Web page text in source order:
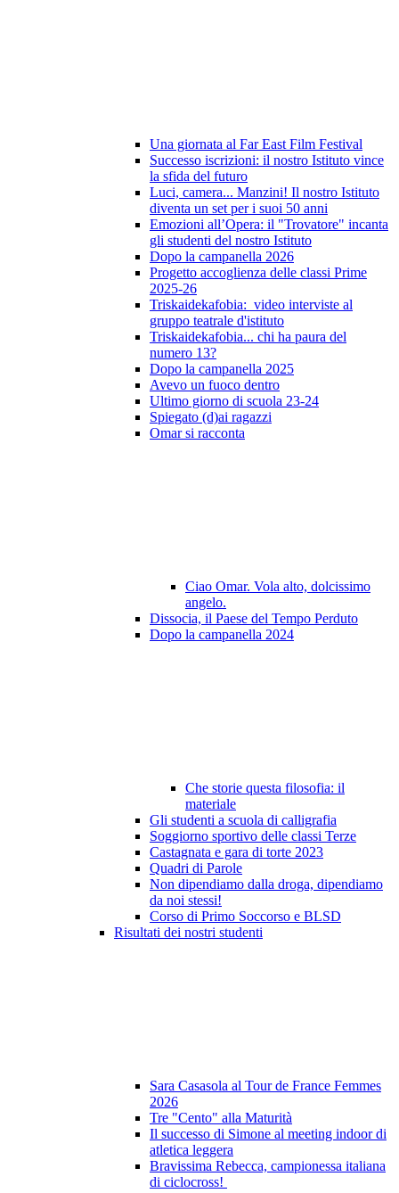
Una giornata al Far East Film Festival
Successo iscrizioni: il nostro Istituto vince
la sfida del futuro
Luci, camera... Manzini! Il nostro Istituto
diventa un set per i suoi 50 anni
Emozioni all’Opera: il "Trovatore" incanta
gli studenti del nostro Istituto
Dopo la campanella 2026
Progetto accoglienza delle classi Prime
2025-26
Triskaidekafobia: video interviste al
gruppo teatrale d'istituto
Triskaidekafobia... chi ha paura del
numero 13?
Dopo la campanella 2025
Avevo un fuoco dentro
Ultimo giorno di scuola 23-24
Spiegato (d)ai ragazzi
Omar si racconta
Ciao Omar. Vola alto, dolcissimo
angelo.
Dissocia, il Paese del Tempo Perduto
Dopo la campanella 2024
Che storie questa filosofia: il
materiale
Gli studenti a scuola di calligrafia
Soggiorno sportivo delle classi Terze
Castagnata e gara di torte 2023
Quadri di Parole
Non dipendiamo dalla droga, dipendiamo
da noi stessi!
Corso di Primo Soccorso e BLSD
Risultati dei nostri studenti
Sara Casasola al Tour de France Femmes
2026
Tre "Cento" alla Maturità
Il successo di Simone al meeting indoor di
atletica leggera
Bravissima Rebecca, campionessa italiana
di ciclocross!